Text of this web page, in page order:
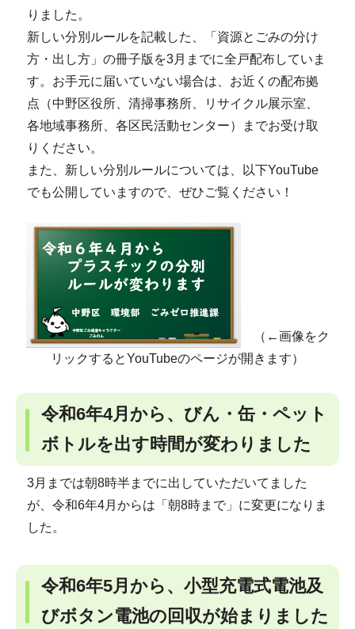
りました。
新しい分別ルールを記載した、「資源とごみの分け
方・出し方」の冊子版を3月までに全戸配布していま
す。お手元に届いていない場合は、お近くの配布拠
点（中野区役所、清掃事務所、リサイクル展示室、
各地域事務所、各区民活動センター）までお受け取
りください。
また、新しい分別ルールについては、以下YouTube
でも公開していますので、ぜひご覧ください！
（←画像をク
リックするとYouTubeのページが開きます）
令和6年4月から、びん・缶・ペット
ボトルを出す時間が変わりました
3月までは朝8時半までに出していただいてました
が、令和6年4月からは「朝8時まで」に変更になりま
した。
令和6年5月から、小型充電式電池及
びボタン電池の回収が始まりました